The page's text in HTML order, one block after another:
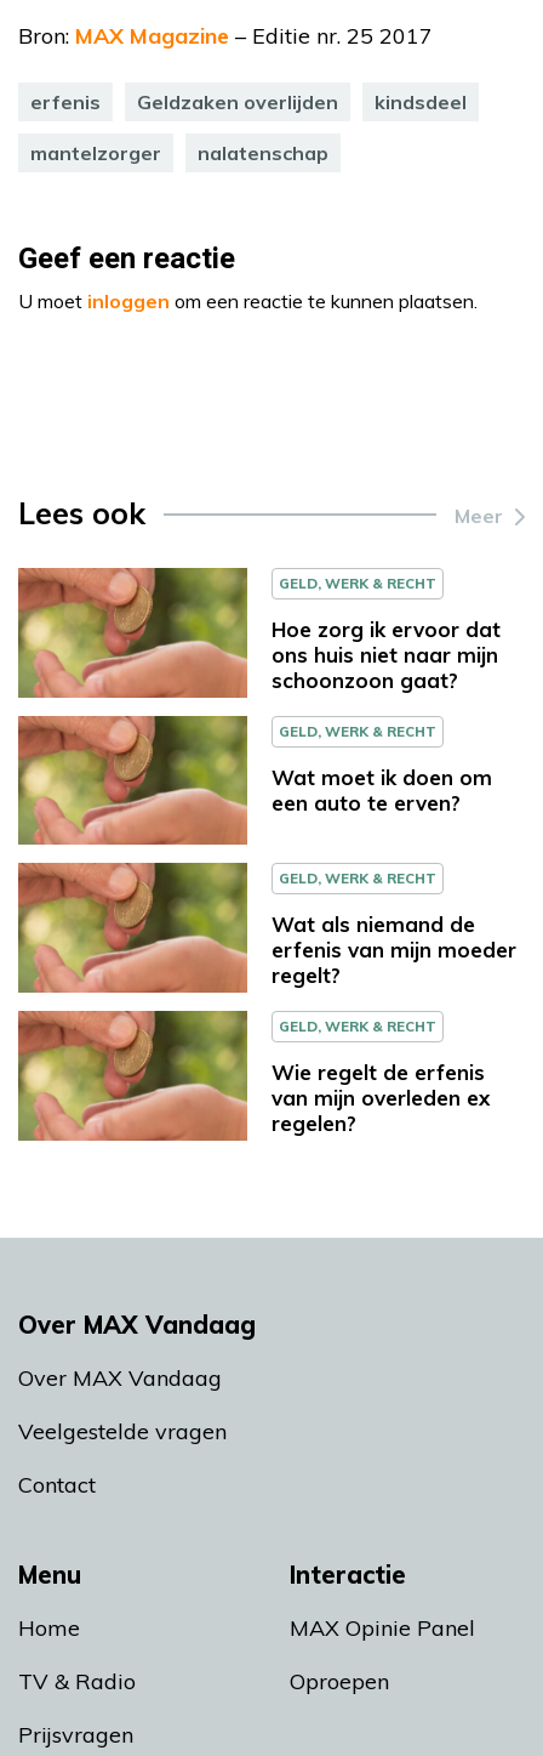
Bron: MAX Magazine – Editie nr. 25 2017
erfenis Geldzaken overlijden kindsdeel
mantelzorger nalatenschap
Geef een reactie
U moet inloggen om een reactie te kunnen plaatsen.
Lees ook Meer
GELD, WERK & RECHT
Hoe zorg ik ervoor dat
ons huis niet naar mijn
schoonzoon gaat?
GELD, WERK & RECHT
Wat moet ik doen om
een auto te erven?
GELD, WERK & RECHT
Wat als niemand de
erfenis van mijn moeder
regelt?
GELD, WERK & RECHT
Wie regelt de erfenis
van mijn overleden ex
regelen?
Menu
Home
TV & Radio
Prijsvragen
Interactie
MAX Opinie Panel
Oproepen
Over MAX Vandaag
Over MAX Vandaag
Veelgestelde vragen
Contact